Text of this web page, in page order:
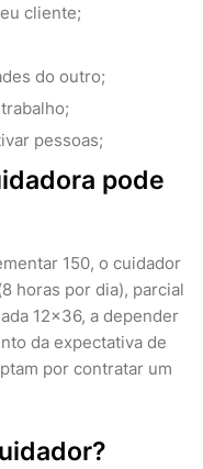
cliente;
do outro;
pessoas;
pode
150, o cuidador
horas por dia), parcial
12×36, a depender
da expectativa de
por contratar um